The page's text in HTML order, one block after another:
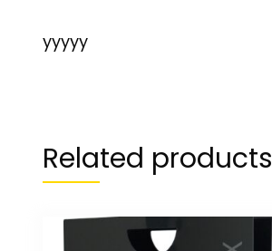
yyyyy
Related products